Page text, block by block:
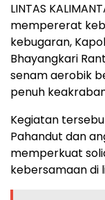
LINTAS
mempererat
kebugaran,
Bhayangkari
senam aerobik
penuh
Kegiatan
Pahandut dan
memperkuat
kebersamaan di